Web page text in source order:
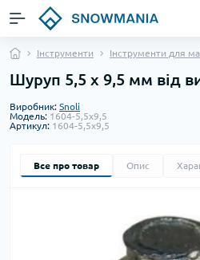
Інструменти Інструменти для
Шуруп 5,5 х 9,5 мм від
Виробник: Snoli
Модель: 1604-5,5x9,5
Артикул: 1604-5,5x9,5
Все про товар Опис